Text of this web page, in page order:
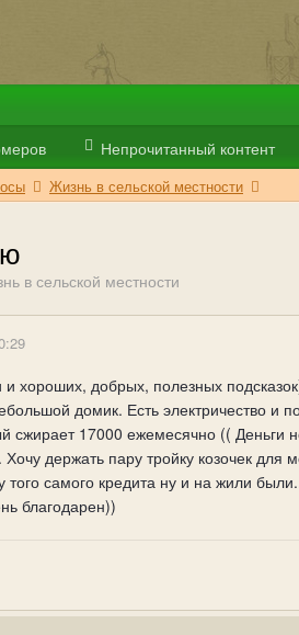
Непрочитанный контент
Жизнь в сельской местности
в сельской местности
хороших, добрых, полезных
домик. Есть электричество
сжирает 17000 ежемесячно ((
держать пару тройку козочек для
того самого кредита ну и на жили
благодарен))